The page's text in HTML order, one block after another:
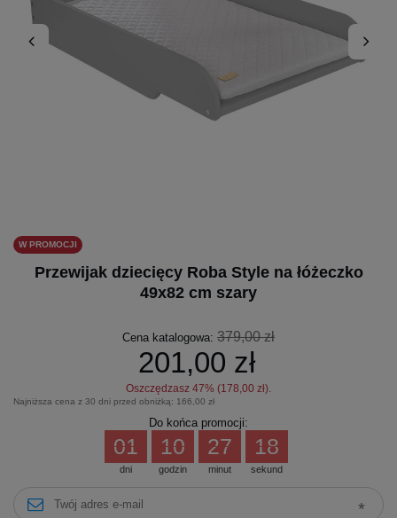
W PROMOCJI
Przewijak dziecięcy Roba Style na łóżeczko
49x82 cm szary
Cena katalogowa: 379,00 zł
201,00 zł
Oszczędzasz 47% (178,00 zł).
Najniższa cena z 30 dni przed obniżką: 166,00 zł
Do końca promocji:
dni
01
godzin
10
minut
27
sekund
17